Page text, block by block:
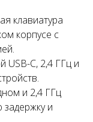
клавиатура
корпусе с
C, 2,4 ГГц и
и 2,4 ГГц
и